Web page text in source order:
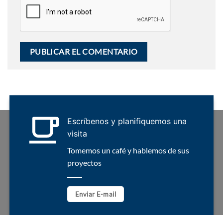
Escríbenos y planifiquemos una
visita
Tomemos un café y hablemos de sus
proyectos
Enviar E-mail